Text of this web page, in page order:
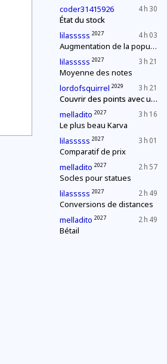
4 h 30
coder31415926
État du stock
4 h 03
lilasssss 2027
Augmentation de la population
3 h 21
lilasssss 2027
Moyenne des notes
3 h 21
lordofsquirrel 2029
Couvrir des points avec un segment de longueur fixe
3 h 16
melladito 2027
Le plus beau Karva
3 h 01
lilasssss 2027
Comparatif de prix
2 h 57
melladito 2027
Socles pour statues
2 h 49
lilasssss 2027
Conversions de distances
2 h 49
melladito 2027
Bétail